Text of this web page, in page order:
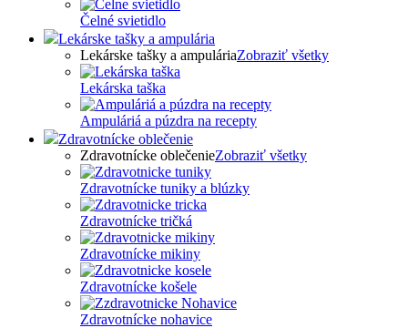
Čelné svietidlo
Lekárske tašky a ampulária
Lekárske tašky a ampuláriaZobraziť všetky
Lekárska taška
Ampuláriá a púzdra na recepty
Zdravotnícke oblečenie
Zdravotnícke oblečenieZobraziť všetky
Zdravotnícke tuniky a blúzky
Zdravotnícke tričká
Zdravotnícke mikiny
Zdravotnícke košele
Zdravotnícke nohavice